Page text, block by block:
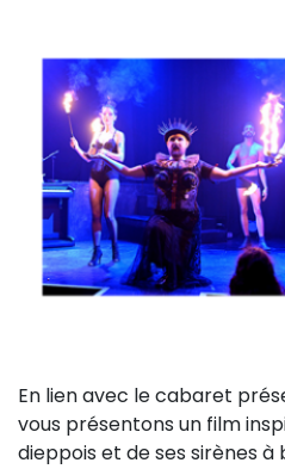
En lien avec le cabaret
vous présentons un film
dieppois et de ses sirènes à